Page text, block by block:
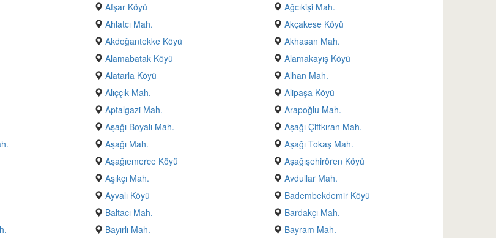
Afşar Köyü
Ağcıkişi Mah.
Ahlatcı Mah.
Akçakese Köyü
Akdoğantekke Köyü
Akhasan Mah.
Alamabatak Köyü
Alamakayış Köyü
Alatarla Köyü
Alhan Mah.
Alıççık Mah.
Alipaşa Köyü
Aptalgazi Mah.
Arapoğlu Mah.
Aşağı Boyalı Mah.
Aşağı Çiftkıran Mah.
Aşağı Mah.
Aşağı Tokaş Mah.
Aşağıemerce Köyü
Aşağışehirören Köyü
Aşıkçı Mah.
Avdullar Mah.
Ayvalı Köyü
Badembekdemir Köyü
Baltacı Mah.
Bardakçı Mah.
Bayırlı Mah.
Bayram Mah.